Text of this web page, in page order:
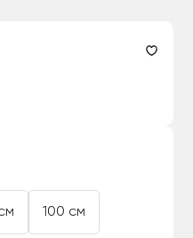
100 см